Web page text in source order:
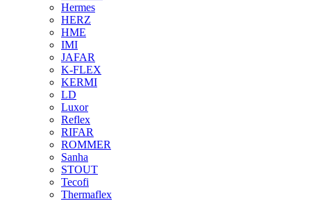
Hermes
HERZ
HME
IMI
JAFAR
K-FLEX
KERMI
LD
Luxor
Reflex
RIFAR
ROMMER
Sanha
STOUT
Tecofi
Thermaflex